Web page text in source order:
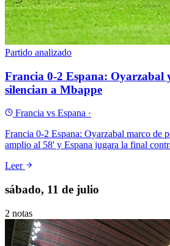
Partido analizado
Francia 0-2 Espana: Oyarzabal
silencian a Mbappe
Francia vs Espana ·
Francia 0-2 Espana: Oyarzabal marco de
amplio al 58' y Espana jugara la final
Leer
sábado, 11 de julio
2 notas